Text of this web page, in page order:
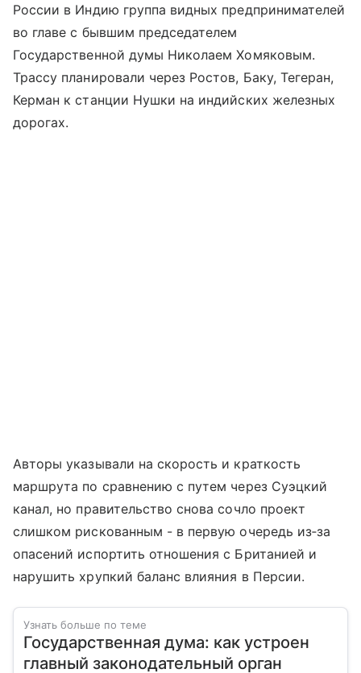
России в Индию группа видных предпринимателей
во главе с бывшим председателем
Государственной думы Николаем Хомяковым.
Трассу планировали через Ростов, Баку, Тегеран,
Керман к станции Нушки на индийских железных
дорогах.
Авторы указывали на скорость и краткость
маршрута по сравнению с путем через Суэцкий
канал, но правительство снова сочло проект
слишком рискованным - в первую очередь из‑за
опасений испортить отношения с Британией и
нарушить хрупкий баланс влияния в Персии.
Узнать больше по теме
Государственная дума: как устроен
главный законодательный орган